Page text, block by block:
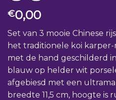
€0,00
Set van 3 mooie Chinese
het traditionele koi
met de hand geschilderd
blauw op helder wit
afgebiesd met een
breedte 11,5 cm, hoogte is